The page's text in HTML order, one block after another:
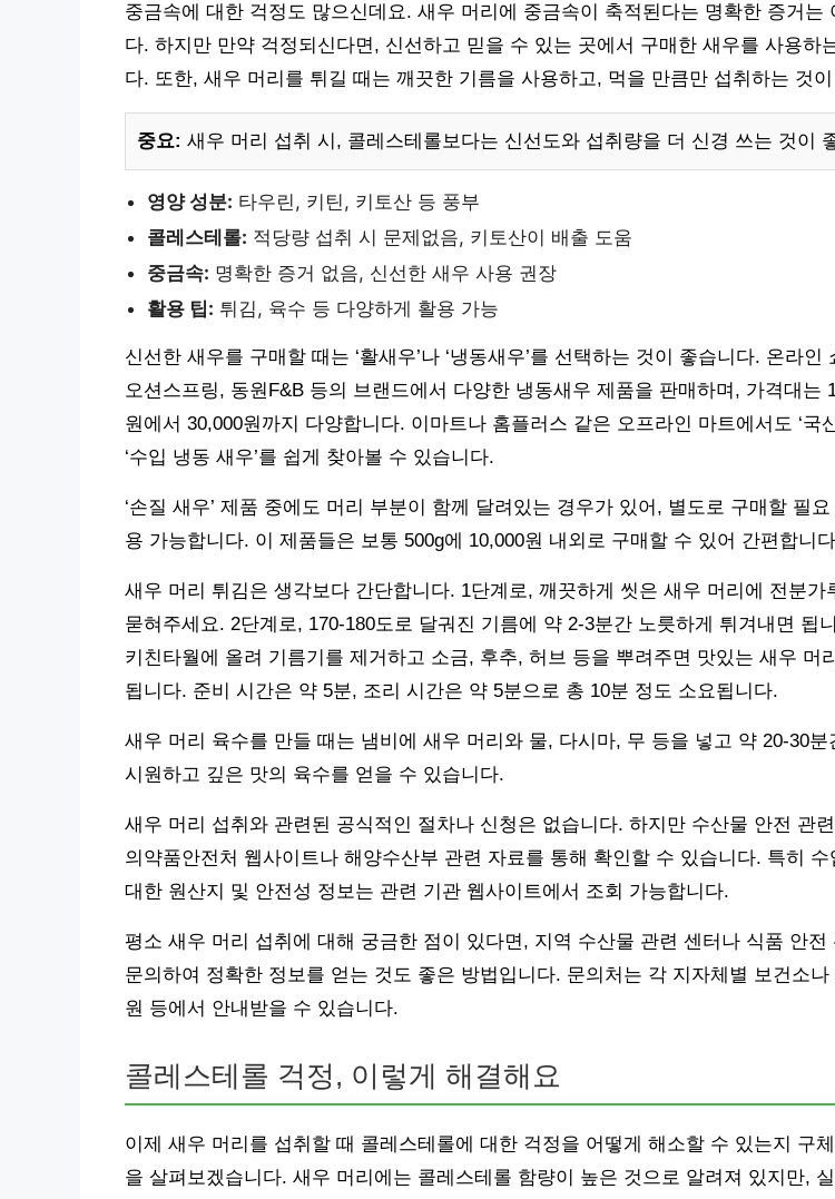
중금속에 대한 걱정도 많으신데요. 새우 머리에 중금속이 축적된다는 명확한 증거는
다. 하지만 만약 걱정되신다면, 신선하고 믿을 수 있는 곳에서 구매한 새우를 사용하
다. 또한, 새우 머리를 튀길 때는 깨끗한 기름을 사용하고, 먹을 만큼만 섭취하는 것
중요: 새우 머리 섭취 시, 콜레스테롤보다는 신선도와 섭취량을 더 신경 쓰는 것이
영양 성분: 타우린, 키틴, 키토산 등 풍부
콜레스테롤: 적당량 섭취 시 문제없음, 키토산이 배출 도움
중금속: 명확한 증거 없음, 신선한 새우 사용 권장
활용 팁: 튀김, 육수 등 다양하게 활용 가능
신선한 새우를 구매할 때는 ‘활새우’나 ‘냉동새우’를 선택하는 것이 좋습니다. 온라인
오션스프링, 동원F&B 등의 브랜드에서 다양한 냉동새우 제품을 판매하며, 가격대는
원에서 30,000원까지 다양합니다. 이마트나 홈플러스 같은 오프라인 마트에서도 ‘국
‘수입 냉동 새우’를 쉽게 찾아볼 수 있습니다.
‘손질 새우’ 제품 중에도 머리 부분이 함께 달려있는 경우가 있어, 별도로 구매할 필
용 가능합니다. 이 제품들은 보통 500g에 10,000원 내외로 구매할 수 있어 간편합니
새우 머리 튀김은 생각보다 간단합니다. 1단계로, 깨끗하게 씻은 새우 머리에 전분가
묻혀주세요. 2단계로, 170-180도로 달궈진 기름에 약 2-3분간 노릇하게 튀겨내면 됩
키친타월에 올려 기름기를 제거하고 소금, 후추, 허브 등을 뿌려주면 맛있는 새우 머
됩니다. 준비 시간은 약 5분, 조리 시간은 약 5분으로 총 10분 정도 소요됩니다.
새우 머리 육수를 만들 때는 냄비에 새우 머리와 물, 다시마, 무 등을 넣고 약 20-30분
시원하고 깊은 맛의 육수를 얻을 수 있습니다.
새우 머리 섭취와 관련된 공식적인 절차나 신청은 없습니다. 하지만 수산물 안전 관
의약품안전처 웹사이트나 해양수산부 관련 자료를 통해 확인할 수 있습니다. 특히 수
대한 원산지 및 안전성 정보는 관련 기관 웹사이트에서 조회 가능합니다.
평소 새우 머리 섭취에 대해 궁금한 점이 있다면, 지역 수산물 관련 센터나 식품 안전
문의하여 정확한 정보를 얻는 것도 좋은 방법입니다. 문의처는 각 지자체별 보건소나
원 등에서 안내받을 수 있습니다.
콜레스테롤 걱정, 이렇게 해결해요
이제 새우 머리를 섭취할 때 콜레스테롤에 대한 걱정을 어떻게 해소할 수 있는지 구
을 살펴보겠습니다. 새우 머리에는 콜레스테롤 함량이 높은 것으로 알려져 있지만,